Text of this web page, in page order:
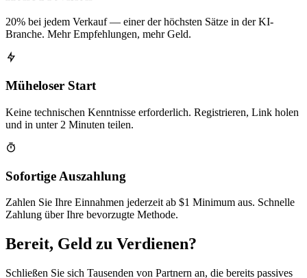
20% bei jedem Verkauf — einer der höchsten Sätze in der KI-
Branche. Mehr Empfehlungen, mehr Geld.
Müheloser Start
Keine technischen Kenntnisse erforderlich. Registrieren, Link holen
und in unter 2 Minuten teilen.
Sofortige Auszahlung
Zahlen Sie Ihre Einnahmen jederzeit ab $1 Minimum aus. Schnelle
Zahlung über Ihre bevorzugte Methode.
Bereit, Geld zu Verdienen?
Schließen Sie sich Tausenden von Partnern an, die bereits passives